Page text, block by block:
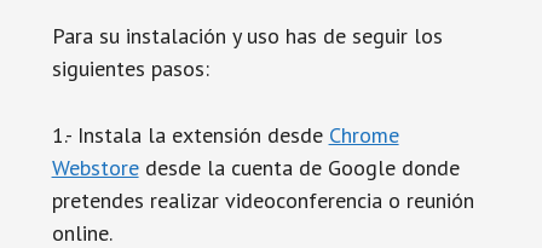
Para su instalación y uso has de seguir los
siguientes pasos:
1.- Instala la extensión desde Chrome
Webstoredesde la cuenta de Google donde
pretendes realizar videoconferencia o reunión
online.